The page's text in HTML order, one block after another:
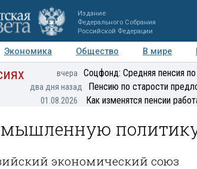
Издание
Федерального Собрания
Российской Федерации
Экономика Общество В мире
Мнения Регионы
вчера Соцфонд: Средняя пенсия
два дня назад Пенсию по старости
01.08.2026 Как изменятся пенсии
политику
экономический союз